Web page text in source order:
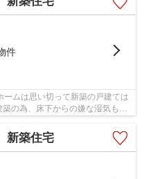
件
ムは思い切って新築の戸建ては
の為、床下からの嫌な湿気も気
新築住宅